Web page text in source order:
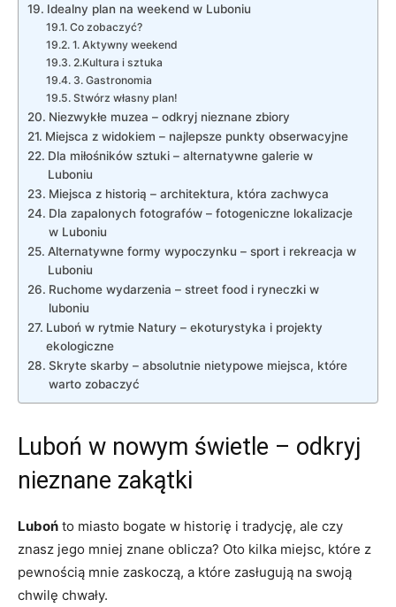
Idealny plan na weekend w Luboniu
Co zobaczyć?
1. Aktywny weekend
2.Kultura i sztuka
3.‍ Gastronomia
Stwórz własny plan!
Niezwykłe muzea ‌– odkryj nieznane zbiory
Miejsca z widokiem ⁢–‍ najlepsze punkty obserwacyjne
Dla ‍miłośników sztuki – alternatywne galerie w
Luboniu
Miejsca z historią –⁣ architektura, która ‍zachwyca
Dla zapalonych fotografów – fotogeniczne lokalizacje
w Luboniu
Alternatywne formy ‍wypoczynku – sport i rekreacja w
Luboniu
Ruchome wydarzenia – street food i ryneczki ‍w
luboniu
Luboń w rytmie Natury – ekoturystyka i‌ projekty
ekologiczne
Skryte skarby –‍ absolutnie nietypowe miejsca, które
warto zobaczyć
Luboń w nowym świetle – odkryj
nieznane zakątki
Luboń to miasto bogate w historię i tradycję, ale ⁣czy
znasz jego mniej znane oblicza? Oto kilka miejsc, które z
pewnością ​mnie zaskoczą, a które zasługują na swoją
chwilę chwały.